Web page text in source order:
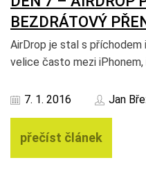
BEZDRÁTOVÝ
AirDrop je stal s
velice často mezi iPhonem,
7. 1. 2016 Jan
přečíst článek